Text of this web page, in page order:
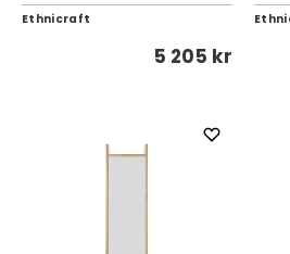
Ethnicraft
5 205 kr